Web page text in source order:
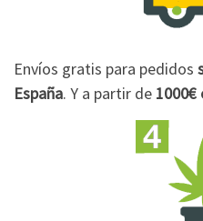
Envíos gratis para pedidos
España. Y a partir de 1000€